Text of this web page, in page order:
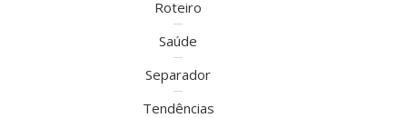
Roteiro
Saúde
Separador
Tendências